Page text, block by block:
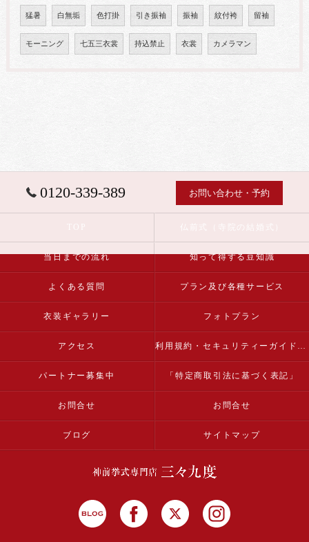
猛暑 白無垢 色打掛 引き振袖 振袖 紋付袴 留袖
モーニング 七五三衣裳 持込禁止 衣裳 カメラマン
0120-339-389 お問い合わせ・予約
当日までの流れ 知って得する豆知識
よくある質問 プラン及び各種サービス
衣装ギャラリー フォトプラン
アクセス 利用規約・セキュリティーガイドライン
パートナー募集中 「特定商取引法に基づく表記」
お問合せ お問合せ
ブログ サイトマップ